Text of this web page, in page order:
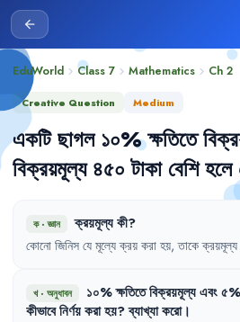
arrow_back
EduWorld chevron_right Class 7 chevron_right Mathematics chevron_right Ch 2
Creative Question Medium
একটি ছাগল ১০% ক্ষতিতে
বিক্রয়মূল্য ৪৫০ টাকা বেশি হলে
ক·জ্ঞান ক্রয়মূল্যকী?
কোনো জিনিস যে মূল্যে ক্রয় করা হয়, তাকে ক্রয়মূল্য
খ· অনুধাবন ১০%ক্ষতিতেবিক্রয়মূল্যএবং৫%
কীভাবেনির্ণয়করাহয়?ব্যাখ্যাকরো।